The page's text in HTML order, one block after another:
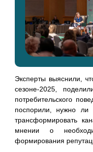
Эксперты выяснили,
сезоне-2025,
потребительского
поспорили, нужно ли
трансформировать
мнении о
формирования